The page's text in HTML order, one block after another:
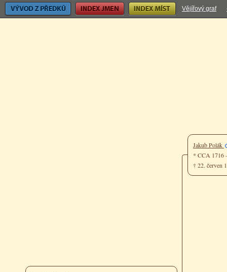
Vývod z předků Index jmen Index míst Vějířový graf
Jakub Polák
* CCA 1716
† 22. červen